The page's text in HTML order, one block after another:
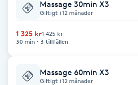
Babylights
Balayage
Bambumassage
Massage 30min X3
Giltigt i 12 månader
1 325 kr1 425 kr
30 min
3 tillfällen
Massage 60min X3
Giltigt i 12 månader